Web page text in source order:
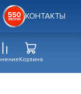
КОНТАКТЫ
Корзина